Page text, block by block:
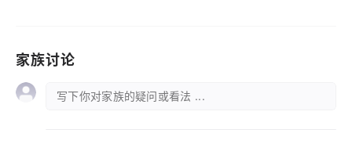
家族讨论
写下你对家族的疑问或看法 ...